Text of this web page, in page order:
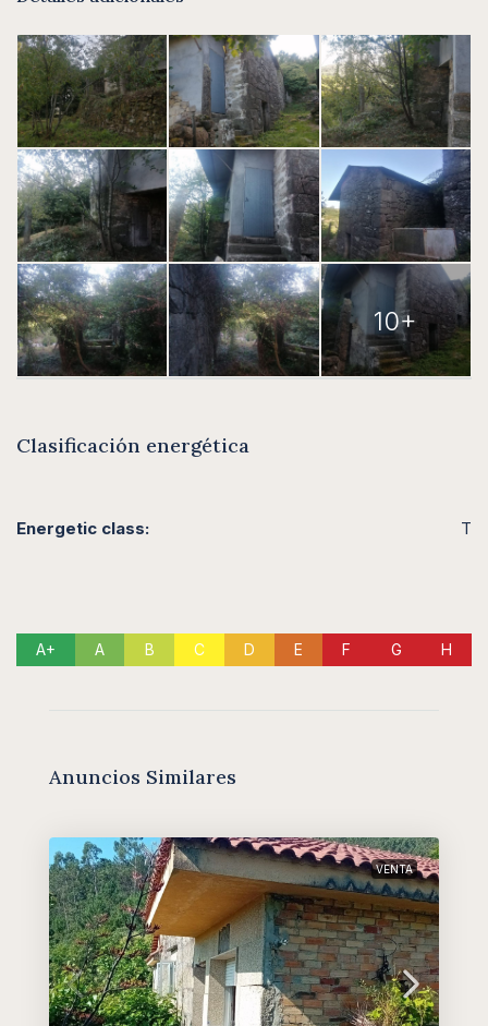
10+
Clasificación energética
Energetic class: T
A+ A B C D E F G H
Anuncios Similares
VENTA